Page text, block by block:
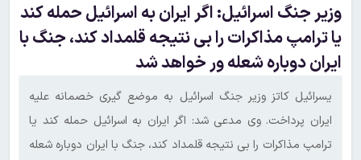
وزیر جنگ اسرائیل: اگر ایران به اسرائیل حمله کند
یا ترامپ مذاکرات را بی نتیجه قلمداد کند، جنگ با
ایران دوباره شعله ور خواهد شد
یسرائیل کاتز وزیر جنگ اسرائیل به موضع گیری خصمانه علیه
ایران پرداخت. وی مدعی شد: اگر ایران به اسرائیل حمله کند یا
ترامپ مذاکرات را بی نتیجه قلمداد کند، جنگ با ایران دوباره شعله